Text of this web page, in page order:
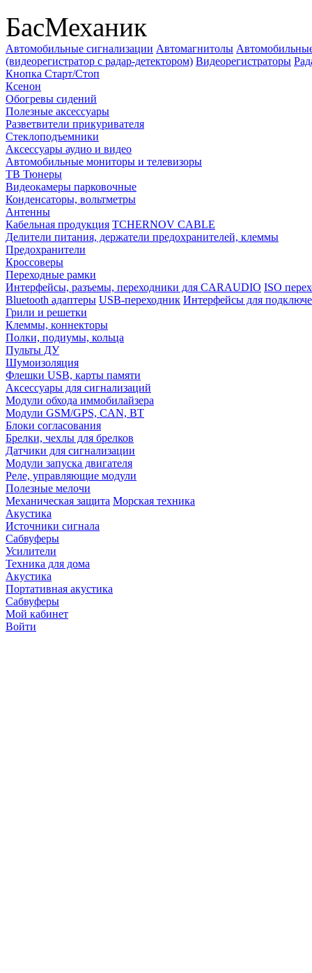
БасМеханик
Автомобильные сигнализации Автомагнитолы
(видеорегистратор с радар-детектором) Видеорегистраторы
Кнопка Старт/Стоп
Ксенон
Обогревы сидений
Полезные аксессуары
Разветвители прикуривателя
Стеклоподъемники
Аксессуары аудио и видео
Автомобильные мониторы и телевизоры
ТВ Тюнеры
Видеокамеры парковочные
Конденсаторы, вольтметры
Антенны
Кабельная продукция TCHERNOV CABLE
Делители питания, держатели предохранителей, клеммы
Предохранители
Кроссоверы
Переходные рамки
Интерфейсы, разъемы, переходники для CARAUDIO ISO
Bluetooth адаптеры USB-переходник Интерфейсы для
Грили и решетки
Клеммы, коннекторы
Полки, подиумы, кольца
Пульты ДУ
Шумоизоляция
Флешки USB, карты памяти
Аксессуары для сигнализаций
Модули обхода иммобилайзера
Модули GSM/GPS, CAN, BT
Блоки согласования
Брелки, чехлы для брелков
Датчики для сигнализации
Модули запуска двигателя
Реле, управляющие модули
Полезные мелочи
Механическая защита Морская техника
Акустика
Источники сигнала
Сабвуферы
Усилители
Техника для дома
Акустика
Портативная акустика
Сабвуферы
Мой кабинет
Войти